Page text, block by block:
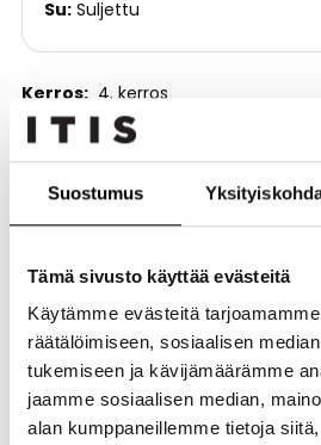
Suostumus
Tämä sivusto käyttää evästeitä
Käytämme evästeitä
räätälöimiseen, sosiaalisen
tukemiseen ja kävijämäärämme
jaamme sosiaalisen median,
alan kumppaneillemme tietoja
Su Suljettu
Kerros
4. kerros
Puhelinnumero
palvelujen tuottajana ja
tarjoaa kokonaisvaltaisia
perinteisiin kuin tulevaisuuden
Ydinosaamistamme on
viestintätekniikka,
informaation hallinta ja toiminnan